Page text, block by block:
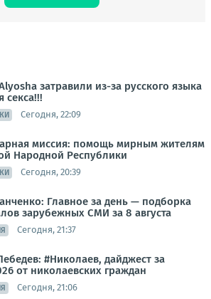
затравили из-за русского языка
секса!!!
Сегодня, 22:09
миссия: помощь мирным жителям
Народной Республики
Сегодня, 20:39
Главное за день — подборка
зарубежных СМИ за 8 августа
Сегодня, 21:37
#Николаев, дайджест за
от николаевских граждан
Сегодня, 21:06